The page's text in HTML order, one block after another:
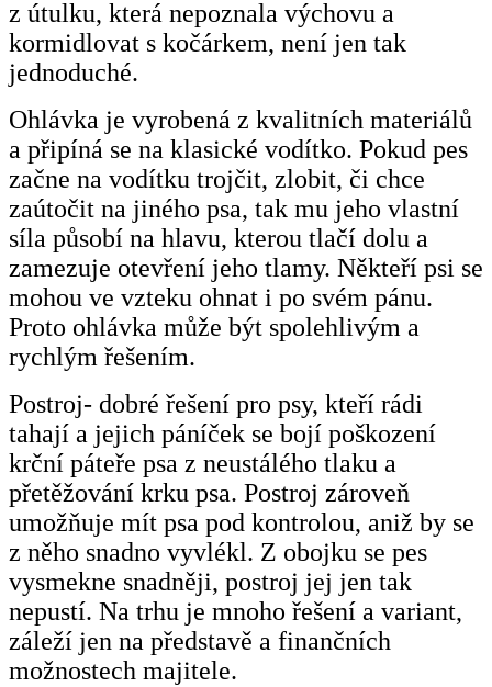
z útulku, která nepoznala výchovu a
kormidlovat s kočárkem, není jen tak
jednoduché.
Ohlávka je vyrobená z kvalitních materiálů
a připíná se na klasické vodítko. Pokud pes
začne na vodítku trojčit, zlobit, či chce
zaútočit na jiného psa, tak mu jeho vlastní
síla působí na hlavu, kterou tlačí dolu a
zamezuje otevření jeho tlamy. Někteří psi se
mohou ve vzteku ohnat i po svém pánu.
Proto ohlávka může být spolehlivým a
rychlým řešením.
Postroj- dobré řešení pro psy, kteří rádi
tahají a jejich páníček se bojí poškození
krční páteře psa z neustálého tlaku a
přetěžování krku psa. Postroj zároveň
umožňuje mít psa pod kontrolou, aniž by se
z něho snadno vyvlékl. Z obojku se pes
vysmekne snadněji, postroj jej jen tak
nepustí. Na trhu je mnoho řešení a variant,
záleží jen na představě a finančních
možnostech majitele.